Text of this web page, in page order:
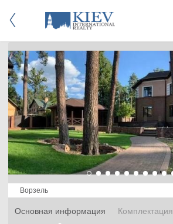
Ворзель
Основная информация Комплектация